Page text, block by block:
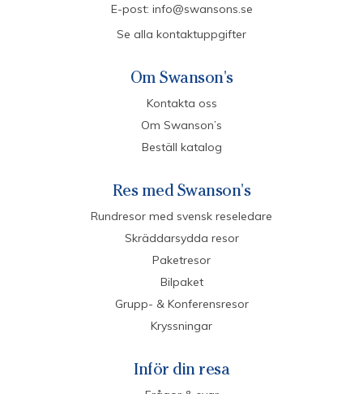
E-post: info@swansons.se
Se alla kontaktuppgifter
Om Swanson's
Kontakta oss
Om Swanson’s
Beställ katalog
Res med Swanson's
Rundresor med svensk reseledare
Skräddarsydda resor
Paketresor
Bilpaket
Grupp- & Konferensresor
Kryssningar
Inför din resa